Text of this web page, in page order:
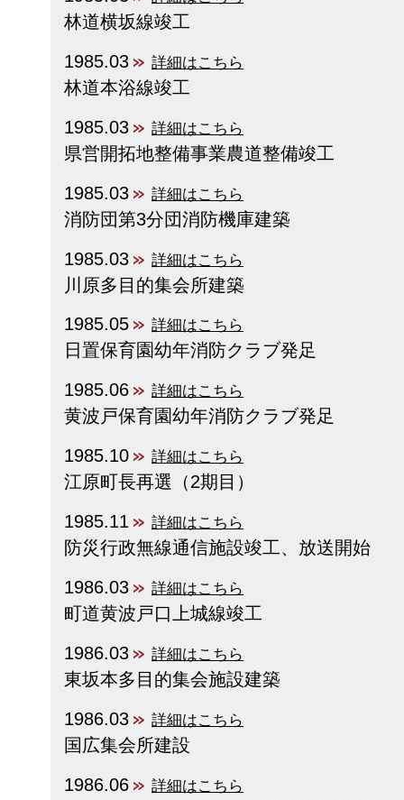
林道横坂線竣工
1985.03
詳細はこちら
林道本浴線竣工
1985.03
詳細はこちら
県営開拓地整備事業農道整備竣工
1985.03
詳細はこちら
消防団第3分団消防機庫建築
1985.03
詳細はこちら
川原多目的集会所建築
1985.05
詳細はこちら
日置保育園幼年消防クラブ発足
1985.06
詳細はこちら
黄波戸保育園幼年消防クラブ発足
1985.10
詳細はこちら
江原町長再選（2期目）
1985.11
詳細はこちら
防災行政無線通信施設竣工、放送開始
1986.03
詳細はこちら
町道黄波戸口上城線竣工
1986.03
詳細はこちら
東坂本多目的集会施設建築
1986.03
詳細はこちら
国広集会所建設
1986.06
詳細はこちら